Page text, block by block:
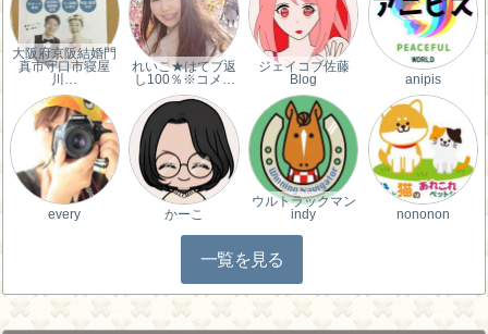
大阪府京阪結婚門
真市守口市寝屋
川…
れいこ★はてブ返
し100％※コメ…
ジェイコブ佐藤
Blog
anipis
every かーこ
ウルトラックマン
indy
nononon
一覧を見る